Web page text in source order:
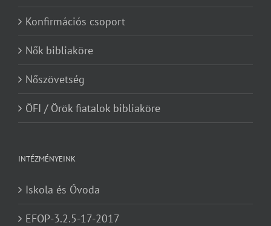
Konfirmációs csoport
Nők bibliaköre
Nőszövetség
ÖFI / Örök fiatalok bibliaköre
INTÉZMÉNYEINK
Iskola és Óvoda
EFOP-3.2.5-17-2017